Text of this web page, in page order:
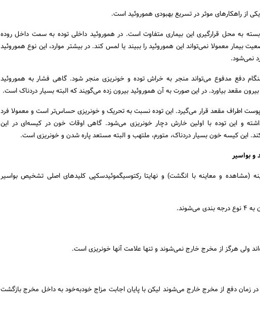
از راهکارهای موثر در تسریع بهبودی هموروئید است.
به محل قرارگیری این بیماری متفاوت است. در هموروئید داخلی توده به سمت داخل روده
بیمار معمولا نمی‌تواند این هموروئید را ببیند یا لمس کند. در بیشتر موارد، این نوع هموروئید
نمی‌شود.
دفع مدفوع می‌تواند منجر به خراش توده و خونریزی منجر شود. گاهی فشار به هموروئید
مقعد بیاورد. در این صورت به آن هموروئید بیرون زده می‌گویند که البته بسیار دردناک است.
اطراف مقعد قرار می‌گیرد. این توده نسبت به تحریک و خونریزی حساس‌تر است و معمولا فرد
و این توده با اولین خارش دچار خونریزی می‌شود. گاهی اوقات خون در کیسه‌ای در این
این کیسه خون بسیار دردناک، متورم، ملتهب و البته مستعد پاره شدن و خونریزی است.
بواسیر
(مشاهده و معاینه با انگشت) و نهایتا رکتوسیگموئیدسکپی کلیدهای اصلی تشخیص بواسیر
ولی هرگز از مخرج خارج نمی‌شوند و تنها علامت آنها خونریزی است.
زمان دفع از مخرج خارج می‌شوند لیکن با پایان اجابت مزاج خودبه‌خود به داخل مخرج بازگشت